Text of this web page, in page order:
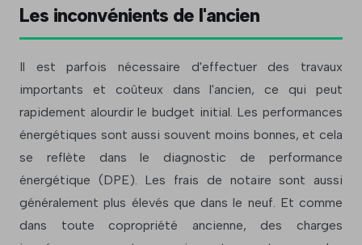
Les inconvénients de l'ancien
Il est parfois nécessaire d'effectuer des travaux
importants et coûteux dans l'ancien, ce qui peut
rapidement alourdir le budget initial. Les performances
énergétiques sont aussi souvent moins bonnes, et cela
se reflète dans le diagnostic de performance
énergétique (DPE). Les frais de notaire sont aussi
généralement plus élevés que dans le neuf. Et comme
dans toute copropriété ancienne, des charges